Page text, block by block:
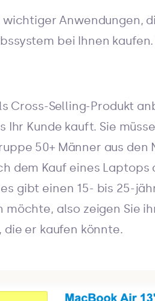
wichtiger Anwendungen,
bei Ihnen
Cross-Selling-Produkt
Kunde kauft. Sie
50+ Männer aus den
dem Kauf eines Laptops
gibt einen 15- bis 25-
möchte, also zeigen Sie
die er kaufen könnte.